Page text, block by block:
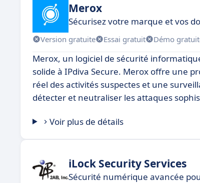
Merox
Sécurisez votre marque et vos
Version gratuite Essai gratuit Démo
Merox, un logiciel de sécurité
solide à IPdiva Secure. Merox offre une
réel des activités suspectes et une
détecter et neutraliser les attaques
Voir plus de détails
iLock Security Services
Sécurité numérique avancée